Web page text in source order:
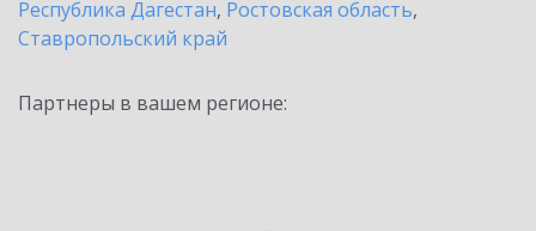
Республика Дагестан, Ростовская область,
Ставропольский край
Партнеры в вашем регионе: